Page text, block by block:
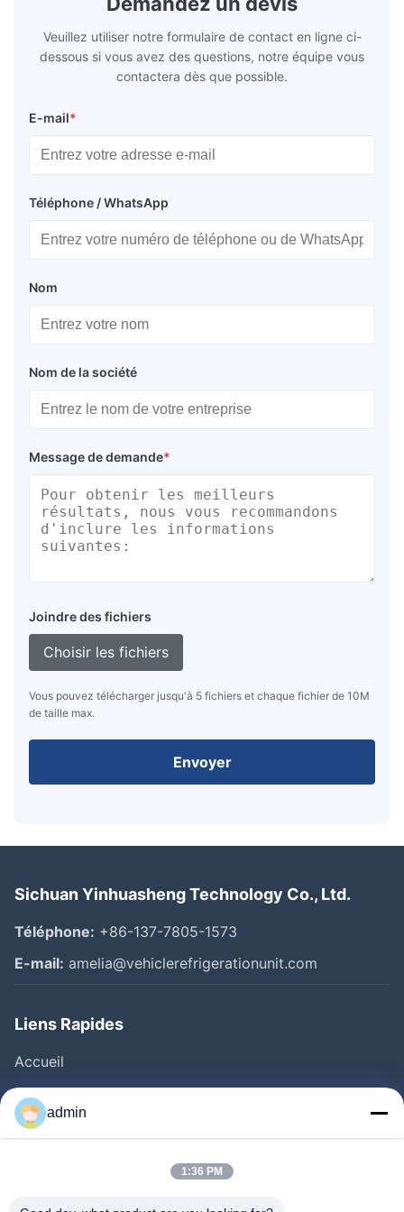
Veuillez utiliser notre formulaire de contact en ligne ci-
dessous si vous avez des questions, notre équipe vous
contactera dès que possible.
E-mail*
Téléphone / WhatsApp
Nom
Nom de la société
Message de demande*
Joindre des fichiers
Choisir les fichiers
Vous pouvez télécharger jusqu'à 5 fichiers et chaque fichier de 10M
de taille max.
Envoyer
Sichuan Yinhuasheng Technology Co., Ltd.
Téléphone: +86-137-7805-1573
E-mail: amelia@vehiclerefrigerationunit.com
Liens Rapides
Accueil
Produits
Vidéos
admin
1:36 PM